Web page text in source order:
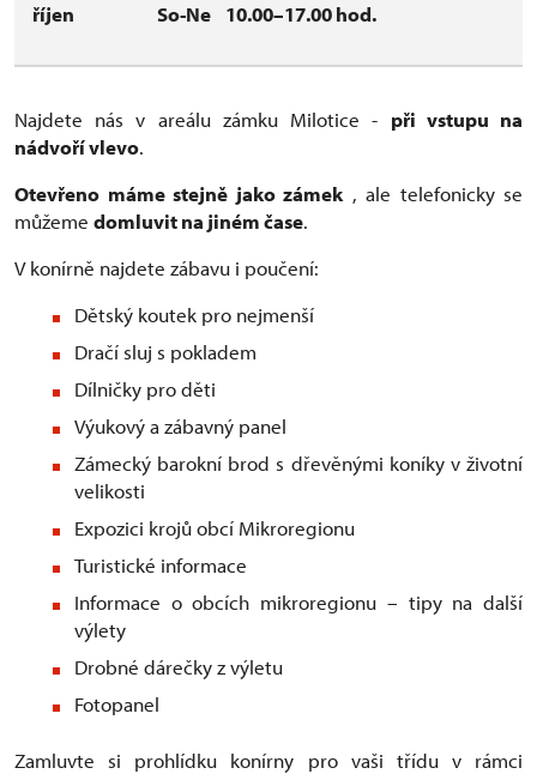
říjen So-Ne 10.00–17.00 hod.
Najdete nás v areálu zámku Milotice - při vstupu na
nádvoří vlevo.
Otevřeno máme stejně jako zámek , ale telefonicky se
můžeme domluvit na jiném čase.
V konírně najdete zábavu i poučení:
Dětský koutek pro nejmenší
Dračí sluj s pokladem
Dílničky pro děti
Výukový a zábavný panel
Zámecký barokní brod s dřevěnými koníky v životní
velikosti
Expozici krojů obcí Mikroregionu
Turistické informace
Informace o obcích mikroregionu – tipy na další
výlety
Drobné dárečky z výletu
Fotopanel
Zamluvte si prohlídku konírny pro vaši třídu v rámci